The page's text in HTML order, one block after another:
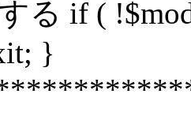
る if (
}